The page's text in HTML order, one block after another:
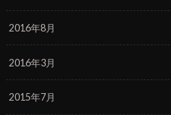
2016年8月
2016年3月
2015年7月